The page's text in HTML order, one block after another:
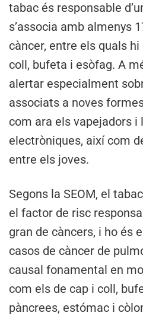
tabac és responsable
s’associa amb almenys
càncer, entre els quals
coll, bufeta i esòfag. A
alertar especialment
associats a noves
com ara els vapejadors i
electròniques, així com
entre els joves.
Segons la SEOM, el
el factor de risc
gran de càncers, i ho és
casos de càncer de
causal fonamental en
com els de cap i coll,
pàncrees, estómac i